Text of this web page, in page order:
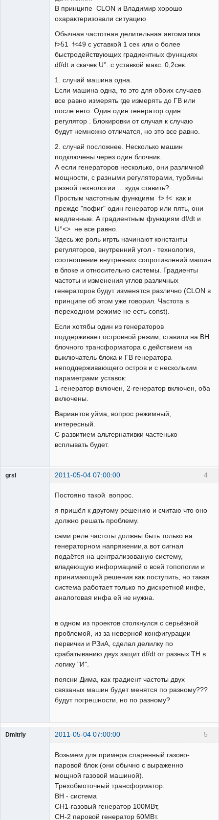
В принципе СLON и Владимир хорошо
охарактеризовали ситуацию
Обычная частотная делительная автоматика
f>51 f<49 с уставкой 1 сек или о более
быстродействующих градиентных функциях
df/dt и cкачек U°. с уставкой макс. 0,2сек.
1. случай машина одна.
Если машина одна, то это для обоих случаев
все равно измерять где измерять до ГВ или
после него. Один один генератор один
регулятор . Блокировки от случая к случаю
будут немножко отличатся, но это все равно.
2. случай посложнее. Несколько машин
подключены через один блочник.
А если генераторов несколько, они различной
мощности, с разными регуляторами, турбины
разной технологии ... куда ставить?
Простым частотным функциям f> f< как и
прежде "пофиг" один генератор или пять, они
медленные. А градиентным функциям df/dt и
U°<> не все равно.
Здесь же роль игрть начинают константы
регуляторов, внутренний угол - технология,
соотношение внутренних сопротивлений машин
в блоке и относительно системы. Градиенты
частоты и изменения углов различных
генераторов будут изменятся различно (CLON в
принципе об этом уже говорил. Частота в
переходном режиме не есть const).
Если хотябы один из генераторов
поддерживает островной режим, ставили на ВН
блочного трансформатора с действием на
выключатель блока и ГВ генератора
неподдерживающего остров и с нескольким
параметрами уставок:
1-генератор включен, 2-генератор включен, оба
включены.
Вариантов уйма, вопрос режимный,
интересный.
С развитием альтернативки частенько
всплывать будет.
4
grsl 2011-05-04 07:00:00
Постояно такой вопрос.
я пришёл к другому решению и считаю что оно
должно решать проблему.
сами реле частоты должны быть только на
генераторном напряжении,а вот сигнал
подаётся нa централизованую систему,
владеющую информацией о всей топопогии и
принимающей решения как поступить, но такая
система работает только по дискретной инфе,
аналоговая инфа ей не нужна.
в одном из проектов столкнулся с серьёзной
проблемой, из за неверной конфигурации
первички и РЗиА, сделал делилку по
срабатыванию двух защит df/dt от разных ТН в
логику "И".
поясни Дима, как градиент частоты двух
связаных машин будет менятся по разному???
будут погрешности, но по разному?
5
Dmitriy 2011-05-04 07:00:00
Возьмем для примера спаренный газово-
паровой блок (они обычно с выраженно
мощной газовой машиной).
Трехобмоточный трансформатор.
ВН - система
СН1-газовый генератор 100МВт,
СН-2 паровой генератор 60МВт.